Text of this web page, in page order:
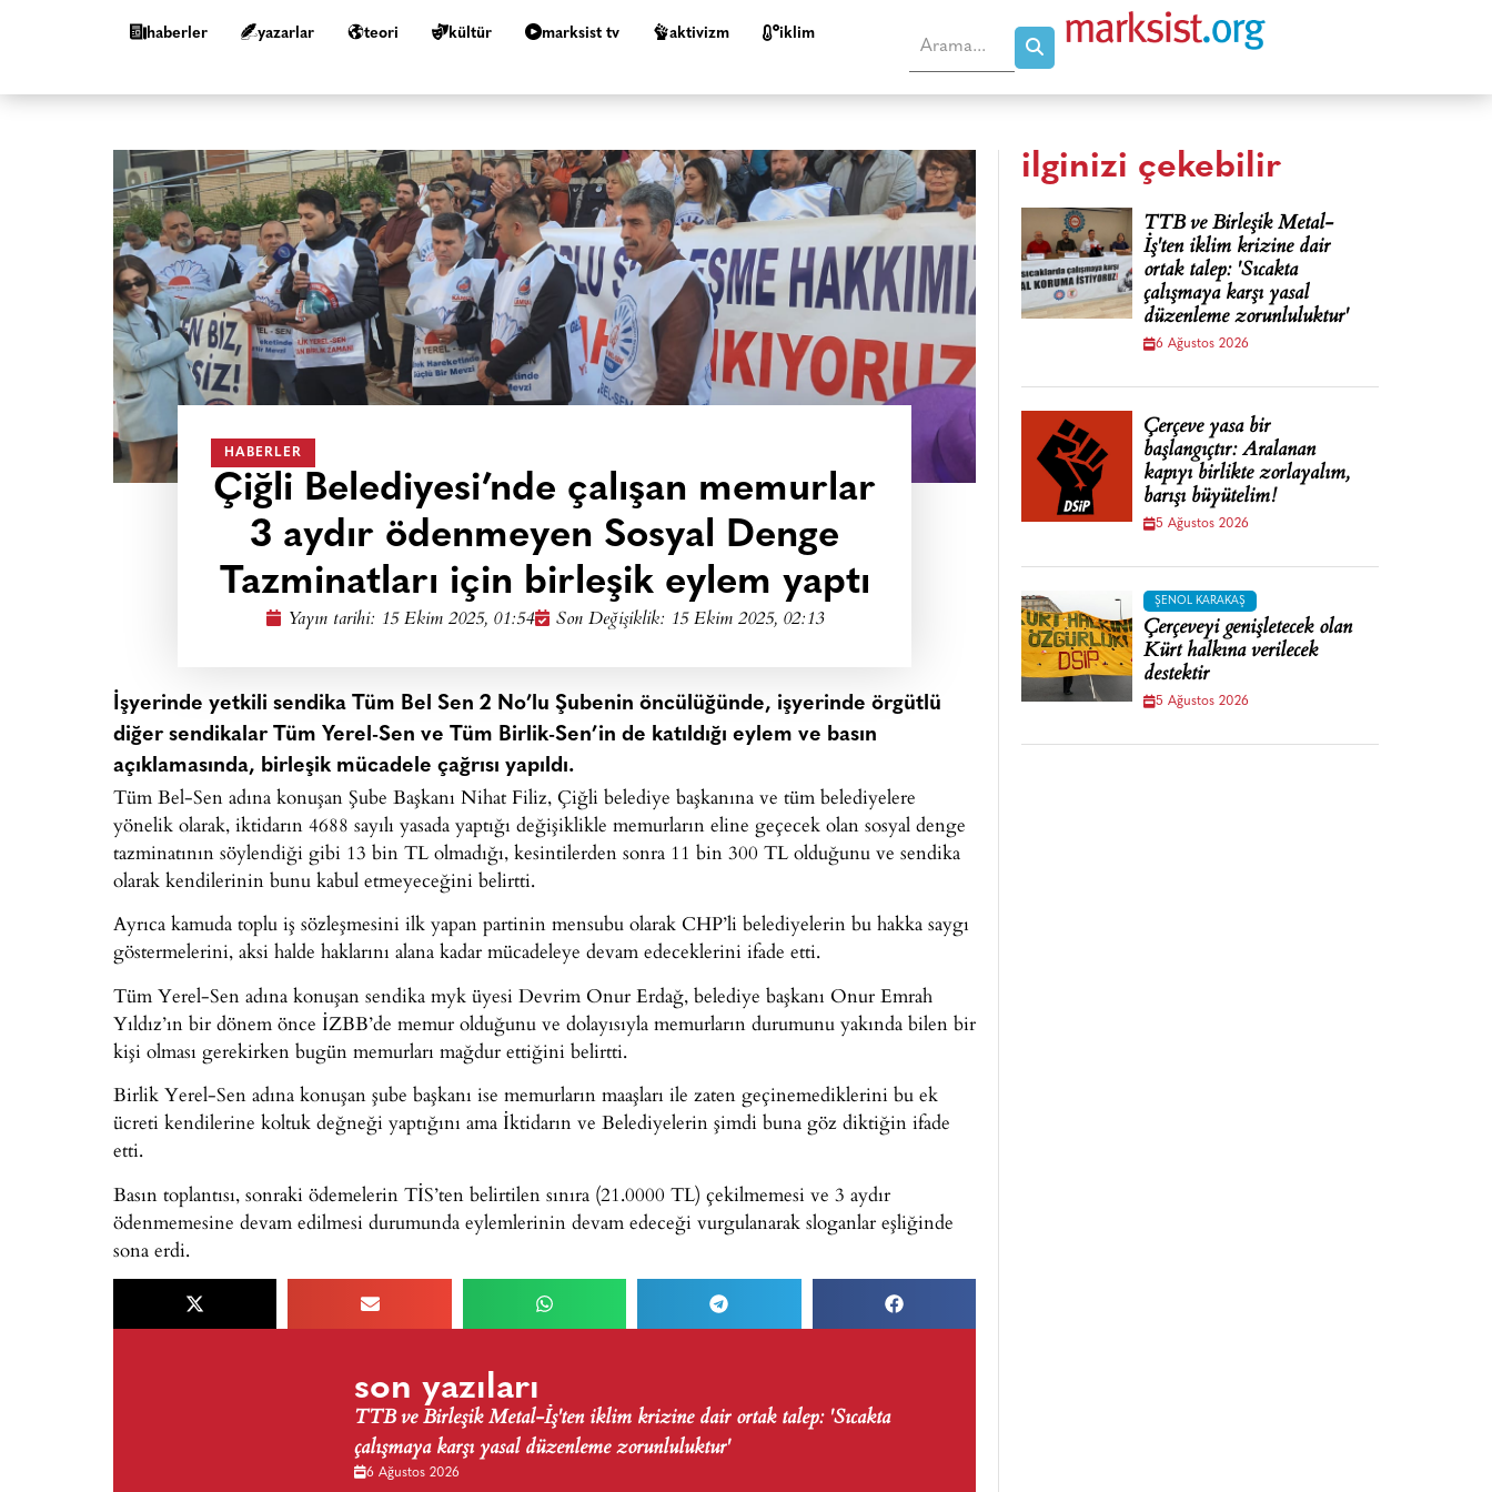
haberler yazarlar teori kültür marksist tv aktivizm i̇klim
HABERLER
Çiğli Belediyesi’nde çalışan memurlar
3 aydır ödenmeyen Sosyal Denge
Tazminatları için birleşik eylem yaptı
Yayın tarihi: 15 Ekim 2025, 01:54 Son Değişiklik: 15 Ekim 2025, 02:13
İşyerinde yetkili sendika Tüm Bel Sen 2 No’lu Şubenin öncülüğünde, işyerinde örgütlü
diğer sendikalar Tüm Yerel-Sen ve Tüm Birlik-Sen’in de katıldığı eylem ve basın
açıklamasında, birleşik mücadele çağrısı yapıldı.
Tüm Bel-Sen adına konuşan Şube Başkanı Nihat Filiz, Çiğli belediye başkanına ve tüm belediyelere
yönelik olarak, iktidarın 4688 sayılı yasada yaptığı değişiklikle memurların eline geçecek olan sosyal denge
tazminatının söylendiği gibi 13 bin TL olmadığı, kesintilerden sonra 11 bin 300 TL olduğunu ve sendika
olarak kendilerinin bunu kabul etmeyeceğini belirtti.
Ayrıca kamuda toplu iş sözleşmesini ilk yapan partinin mensubu olarak CHP’li belediyelerin bu hakka saygı
göstermelerini, aksi halde haklarını alana kadar mücadeleye devam edeceklerini ifade etti.
Tüm Yerel-Sen adına konuşan sendika myk üyesi Devrim Onur Erdağ, belediye başkanı Onur Emrah
Yıldız’ın bir dönem önce İZBB’de memur olduğunu ve dolayısıyla memurların durumunu yakında bilen bir
kişi olması gerekirken bugün memurları mağdur ettiğini belirtti.
Birlik Yerel-Sen adına konuşan şube başkanı ise memurların maaşları ile zaten geçinemediklerini bu ek
ücreti kendilerine koltuk değneği yaptığını ama İktidarın ve Belediyelerin şimdi buna göz diktiğin ifade
etti.
Basın toplantısı, sonraki ödemelerin TİS’ten belirtilen sınıra (21.0000 TL) çekilmemesi ve 3 aydır
ödenmemesine devam edilmesi durumunda eylemlerinin devam edeceği vurgulanarak sloganlar eşliğinde
sona erdi.
son yazıları
TTB ve Birleşik Metal-İş'ten iklim krizine dair ortak talep: 'Sıcakta
çalışmaya karşı yasal düzenleme zorunluluktur'
6 Ağustos 2026
ilginizi çekebilir
TTB ve Birleşik Metal-
İş'ten iklim krizine dair
ortak talep: 'Sıcakta
çalışmaya karşı yasal
düzenleme zorunluluktur'
6 Ağustos 2026
Çerçeve yasa bir
başlangıçtır: Aralanan
kapıyı birlikte zorlayalım,
barışı büyütelim!
5 Ağustos 2026
ŞENOL KARAKAŞ
Çerçeveyi genişletecek olan
Kürt halkına verilecek
destektir
5 Ağustos 2026